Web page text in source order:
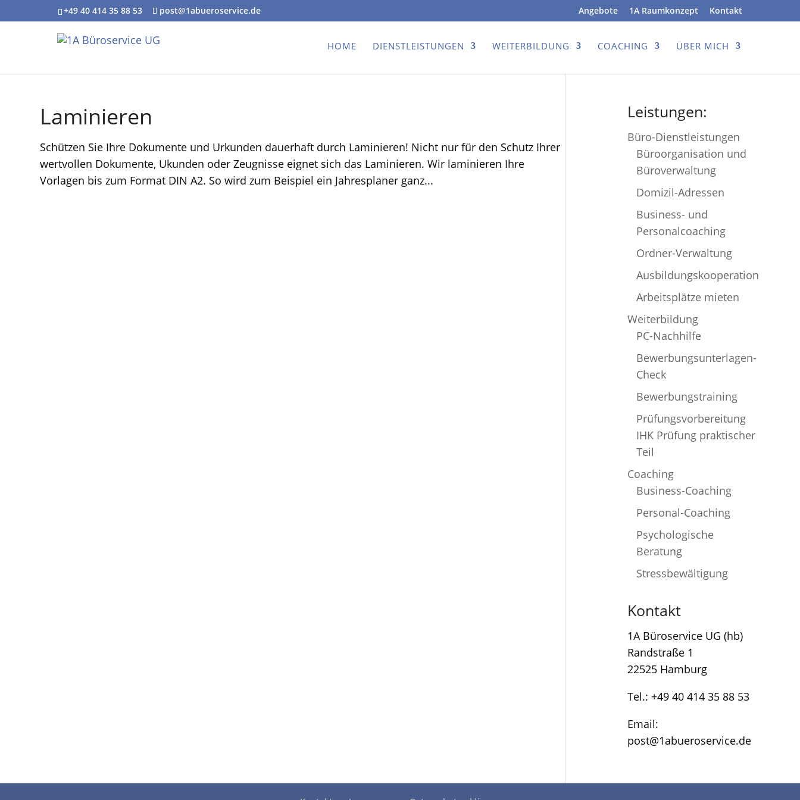
+49 40 414 35 88 53 post@1abueroservice.de Angebote 1A Raumkonzept Kontakt
HOME DIENSTLEISTUNGEN WEITERBILDUNG COACHING ÜBER MICH
Laminieren
Schützen Sie Ihre Dokumente und Urkunden dauerhaft durch Laminieren! Nicht nur für den Schutz Ihrer
wertvollen Dokumente, Ukunden oder Zeugnisse eignet sich das Laminieren. Wir laminieren Ihre
Vorlagen bis zum Format DIN A2. So wird zum Beispiel ein Jahresplaner ganz...
Leistungen:
Büro-Dienstleistungen
Büroorganisation und
Büroverwaltung
Domizil-Adressen
Business- und
Personalcoaching
Ordner-Verwaltung
Ausbildungskooperation
Arbeitsplätze mieten
Weiterbildung
PC-Nachhilfe
Bewerbungsunterlagen-
Check
Bewerbungstraining
Prüfungsvorbereitung
IHK Prüfung praktischer
Teil
Coaching
Business-Coaching
Personal-Coaching
Psychologische
Beratung
Stressbewältigung
Kontakt
1A Büroservice UG (hb)
Randstraße 1
22525 Hamburg
Tel.: +49 40 414 35 88 53
Email:
post@1abueroservice.de